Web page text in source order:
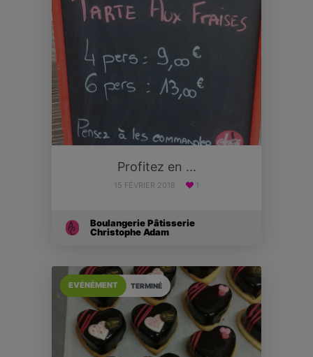
Profitez en ...
15 FÉVRIER 2018 1
Boulangerie Pâtisserie
Christophe Adam
TERMINÉ
EVÉNÉMENT